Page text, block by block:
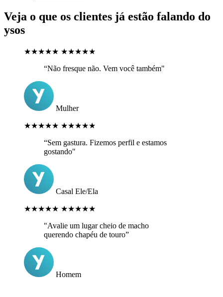
Veja o que os clientes já estão falando do
ysos
★★★★★ ★★★★★
“Não fresque não. Vem você também"
Mulher
★★★★★ ★★★★★
“Sem gastura. Fizemos perfil e estamos
gostando"
Casal Ele/Ela
★★★★★ ★★★★★
"Avalie um lugar cheio de macho
querendo chapéu de touro”
Homem